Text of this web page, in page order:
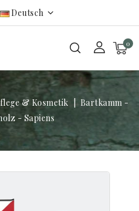
Deutsch
0
& Kosmetik
Bartkamm -
- Sapiens